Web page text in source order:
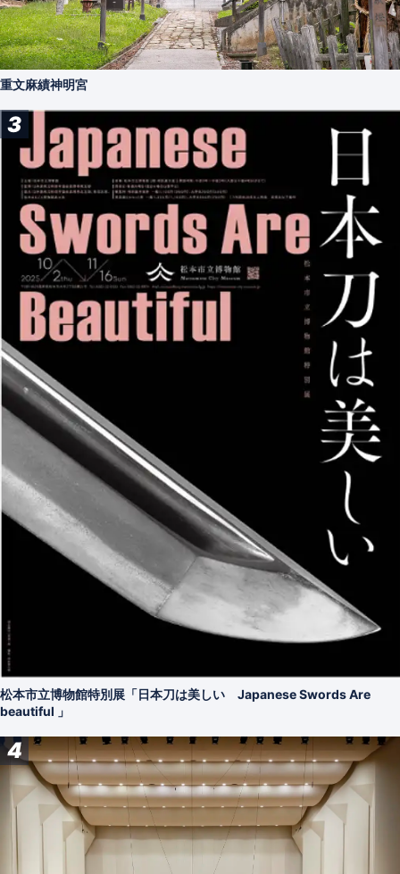
重文麻績神明宮
3
松本市立博物館特別展「日本刀は美しい Japanese Swords Are
beautiful 」
4